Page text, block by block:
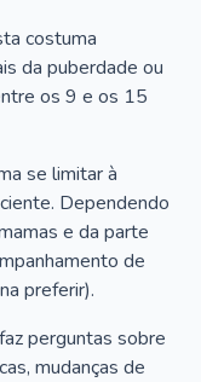
costuma
da puberdade ou
os 9 e os 15
se limitar à
Dependendo
e da parte
de
preferir).
perguntas sobre
mudanças de